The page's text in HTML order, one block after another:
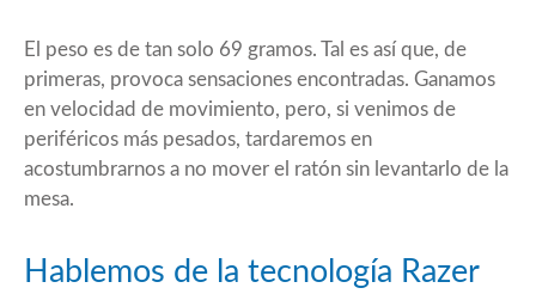
El peso es de tan solo 69 gramos. Tal es así que, de
primeras, provoca sensaciones encontradas. Ganamos
en velocidad de movimiento, pero, si venimos de
periféricos más pesados, tardaremos en
acostumbrarnos a no mover el ratón sin levantarlo de la
mesa.
Hablemos de la tecnología Razer